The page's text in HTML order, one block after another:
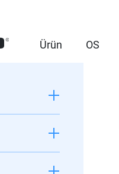
Ürün OS